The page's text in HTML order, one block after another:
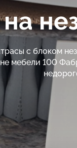
с блоком
мебели 100